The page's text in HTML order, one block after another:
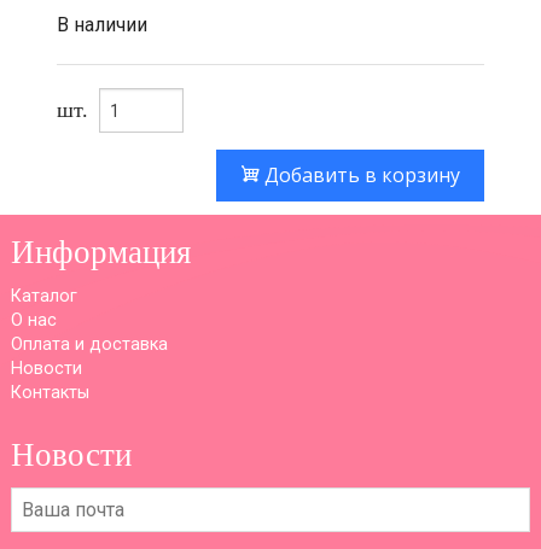
В наличии
шт.
Добавить в корзину
Информация
Каталог
О нас
Оплата и доставка
Новости
Контакты
Новости